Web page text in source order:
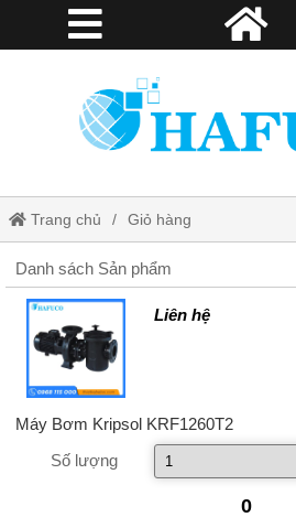
Trang chủ Giỏ hàng
Danh sách Sản phẩm
Liên hệ
Máy Bơm Kripsol KRF1260T2
Số lượng
0